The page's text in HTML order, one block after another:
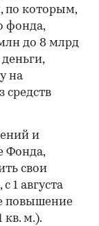
по которым,
фонда,
до 8 млрд
на
средств
и
Фонда,
свои
1 августа
повышение
кв. м.).